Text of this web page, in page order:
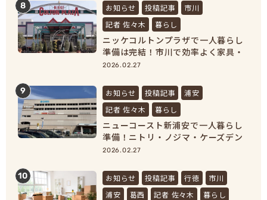
8 お知らせ 投稿記事
市川
記者 佐々木
暮らし
ニッケコルトンプラザで一人暮らし
準備は完結！市川で効率よく家具・
家電をそろえよう！
2026.02.27
9 お知らせ 投稿記事
浦安
記者 佐々木
暮らし
ニューコースト新浦安で一人暮らし
準備！ニトリ・ノジマ・ケーズデン
キで家具家電をまとめ買い
2026.02.27
10 お知らせ 投稿記事 行徳
市川
浦安
葛西 記者 佐々木 暮らし